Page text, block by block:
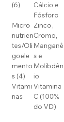
(6)
Cálcio e
Fósforo
Micro
nutrien
tes/Oli
goele
mento
s (4)
Zinco,
Cromo,
Manganê
s e
Molibdên
io
Vitami
nas
Vitamina
C (100%
do VD)